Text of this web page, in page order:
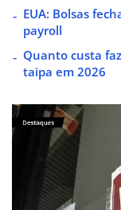
EUA: Bolsas
payroll
Quanto custa
taipa em 2026